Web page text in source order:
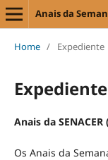
Anais da
Home / Expediente
Expediente
Anais da
Os Anais da